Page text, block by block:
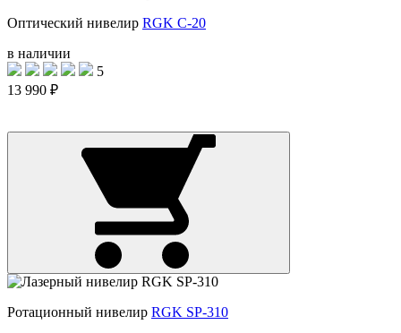
Оптический нивелир RGK C-20
в наличии
5
13 990 ₽
Ротационный нивелир RGK SP-310